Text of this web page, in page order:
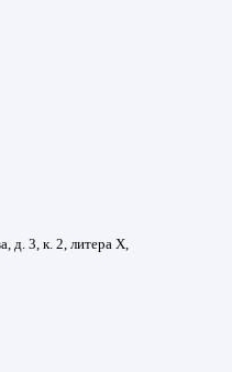
д. 3, к. 2, литера Х,